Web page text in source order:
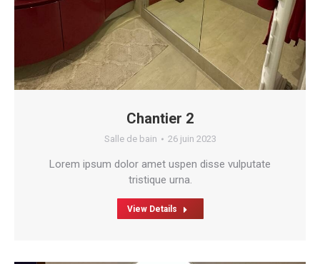
Chantier 2
Salle de bain 26 juin 2023
Lorem ipsum dolor amet uspen disse vulputate
tristique urna.
View Details